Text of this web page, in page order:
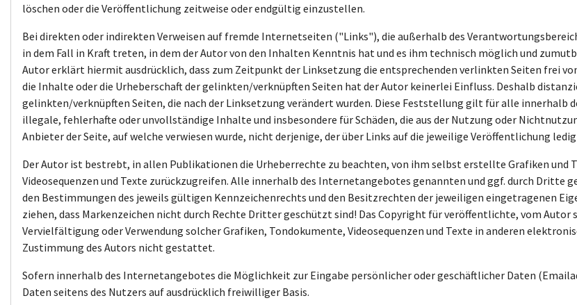
löschen oder die Veröffentlichung zeitweise oder endgültig einzustellen.
Bei direkten oder indirekten Verweisen auf fremde Internetseiten ("Links"), die außerhalb des
in dem Fall in Kraft treten, in dem der Autor von den Inhalten Kenntnis hat und es ihm technisch möglich und
Autor erklärt hiermit ausdrücklich, dass zum Zeitpunkt der Linksetzung die entsprechenden verlinkten Seiten frei
die Inhalte oder die Urheberschaft der gelinkten/verknüpften Seiten hat der Autor keinerlei Einfluss. Deshalb
gelinkten/verknüpften Seiten, die nach der Linksetzung verändert wurden. Diese Feststellung gilt für alle innerhalb
illegale, fehlerhafte oder unvollständige Inhalte und insbesondere für Schäden, die aus der Nutzung oder
Anbieter der Seite, auf welche verwiesen wurde, nicht derjenige, der über Links auf die jeweilige Veröffentlichung
Der Autor ist bestrebt, in allen Publikationen die Urheberrechte zu beachten, von ihm selbst erstellte Grafiken und
Videosequenzen und Texte zurückzugreifen. Alle innerhalb des Internetangebotes genannten und ggf. durch Dritte
den Bestimmungen des jeweils gültigen Kennzeichenrechts und den Besitzrechten der jeweiligen eingetragenen
ziehen, dass Markenzeichen nicht durch Rechte Dritter geschützt sind! Das Copyright für veröffentlichte, vom
Vervielfältigung oder Verwendung solcher Grafiken, Tondokumente, Videosequenzen und Texte in anderen
Zustimmung des Autors nicht gestattet.
Sofern innerhalb des Internetangebotes die Möglichkeit zur Eingabe persönlicher oder geschäftlicher Daten
Daten seitens des Nutzers auf ausdrücklich freiwilliger Basis.